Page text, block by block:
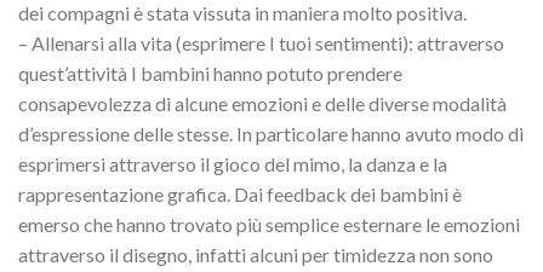
dei compagni è stata vissuta in maniera molto positiva.
– Allenarsi alla vita (esprimere I tuoi sentimenti): attraverso
quest’attività I bambini hanno potuto prendere
consapevolezza di alcune emozioni e delle diverse modalità
d’espressione delle stesse. In particolare hanno avuto modo di
esprimersi attraverso il gioco del mimo, la danza e la
rappresentazione grafica. Dai feedback dei bambini è
emerso che hanno trovato più semplice esternare le emozioni
attraverso il disegno, infatti alcuni per timidezza non sono